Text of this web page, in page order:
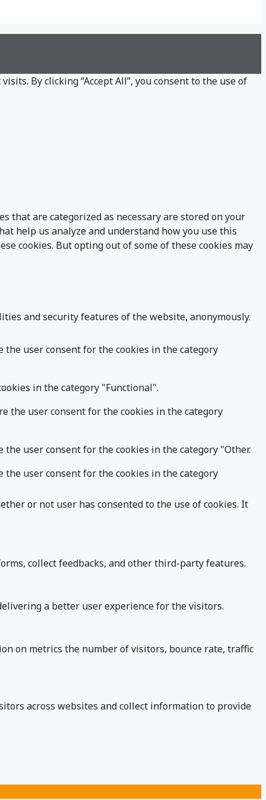
By clicking “Accept All”, you consent to the use of
that are categorized as necessary are stored on your
help us analyze and understand how you use this
cookies. But opting out of some of these cookies may
and security features of the website, anonymously.
the user consent for the cookies in the category
in the category "Functional".
the user consent for the cookies in the category
the user consent for the cookies in the category "Other.
the user consent for the cookies in the category
or not user has consented to the use of cookies. It
collect feedbacks, and other third-party features.
a better user experience for the visitors.
on metrics the number of visitors, bounce rate, traffic
across websites and collect information to provide